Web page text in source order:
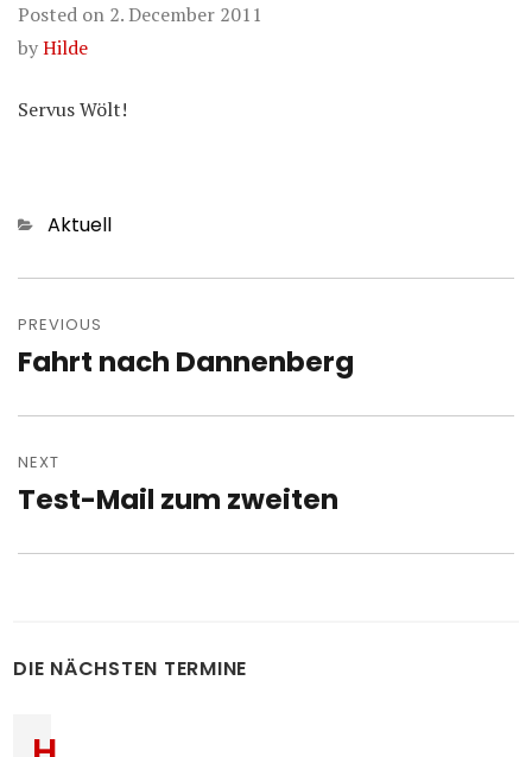
Posted on 2. December 2011
byHilde
Servus Wölt!
Categories
Aktuell
navigation
PREVIOUS
Previous
Fahrt nach Dannenberg
NEXT
Next
Test-Mail zum zweiten
DIE NÄCHSTEN TERMINE